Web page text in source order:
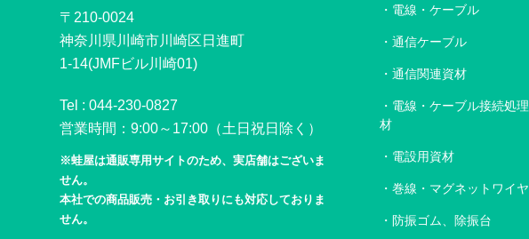
〒210-0024
神奈川県川崎市川崎区日進町
1-14(JMFビル川崎01)
Tel :044-230-0827
営業時間：9:00～17:00（土日祝日除く）
※蛙屋は通販専用サイトのため、実店舗はございま
せん。
本社での商品販売・お引き取りにも対応しておりま
せん。
電線・ケーブル
通信ケーブル
通信関連資材
電線・ケーブル接続処理
材
電設用資材
巻線・マグネットワイヤ
防振ゴム、除振台